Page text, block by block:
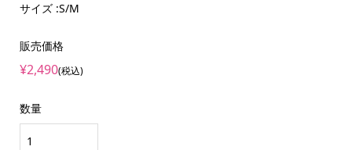
サイズ :S/M
販売価格
¥2,490(税込)
数量